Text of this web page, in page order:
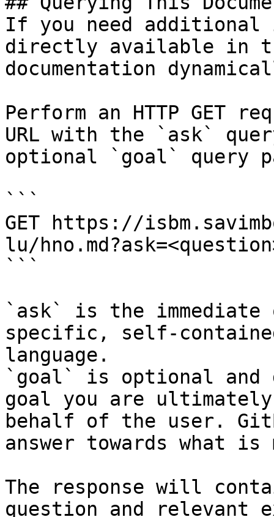
If you need
directly available in
documentation
Perform an HTTP GET
URL with the `ask`
optional `goal` query
```
GET https://
lu/
```
`ask` is the
specific, self-
language.
`goal` is optional and
goal you are
behalf of the user.
answer towards what
The response will
question and relevant